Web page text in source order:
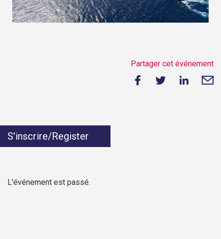
Partager cet événement
S'inscrire/Register
L'événement est passé.